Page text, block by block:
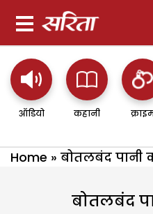
ऑडियो कहानी
Home » बोतलबंद पानी
बोतलबंद